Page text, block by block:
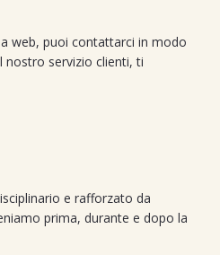
web, puoi contattarci in modo
nostro servizio clienti, ti
e rafforzato da
prima, durante e dopo la